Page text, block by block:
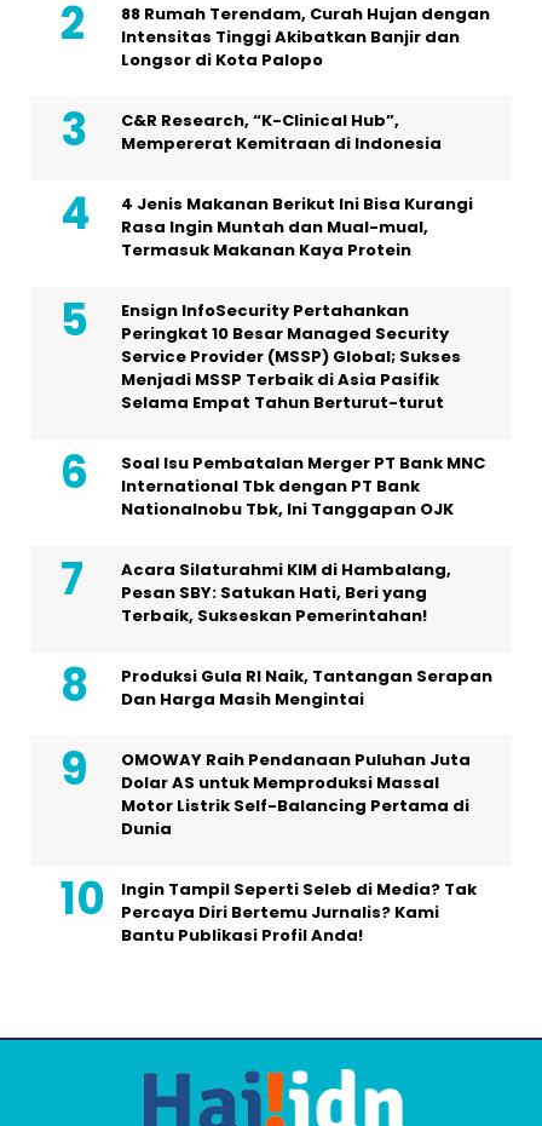
88 Rumah Terendam, Curah Hujan dengan
Intensitas Tinggi Akibatkan Banjir dan
Longsor di Kota Palopo
C&R Research, “K-Clinical Hub”,
Mempererat Kemitraan di Indonesia
4 Jenis Makanan Berikut Ini Bisa Kurangi
Rasa Ingin Muntah dan Mual-mual,
Termasuk Makanan Kaya Protein
Ensign InfoSecurity Pertahankan
Peringkat 10 Besar Managed Security
Service Provider (MSSP) Global; Sukses
Menjadi MSSP Terbaik di Asia Pasifik
Selama Empat Tahun Berturut-turut
Soal Isu Pembatalan Merger PT Bank MNC
International Tbk dengan PT Bank
Nationalnobu Tbk, Ini Tanggapan OJK
Acara Silaturahmi KIM di Hambalang,
Pesan SBY: Satukan Hati, Beri yang
Terbaik, Sukseskan Pemerintahan!
Produksi Gula RI Naik, Tantangan Serapan
Dan Harga Masih Mengintai
OMOWAY Raih Pendanaan Puluhan Juta
Dolar AS untuk Memproduksi Massal
Motor Listrik Self-Balancing Pertama di
Dunia
Ingin Tampil Seperti Seleb di Media? Tak
Percaya Diri Bertemu Jurnalis? Kami
Bantu Publikasi Profil Anda!